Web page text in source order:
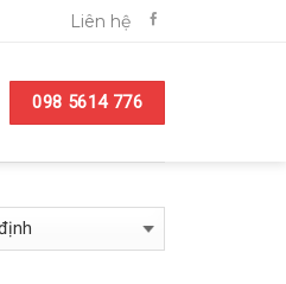
Liên hệ
098 5614 776